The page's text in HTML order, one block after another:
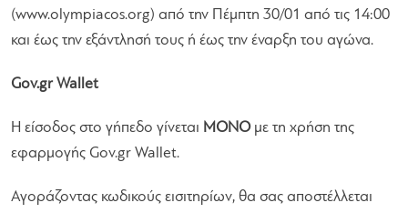
(www.olympiacos.org) από την Πέμπτη 30/01 από τις 14:00
και έως την εξάντλησή τους ή έως την έναρξη του αγώνα.
Gov.gr Wallet
H είσοδος στο γήπεδο γίνεται ΜΟΝΟμε τη χρήση της
εφαρμογής Gov.gr Wallet.
Αγοράζοντας κωδικούς εισιτηρίων, θα σας αποστέλλεται